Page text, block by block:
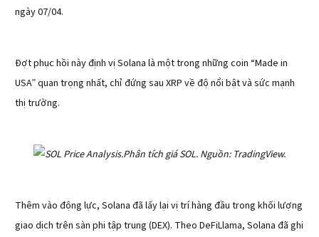
ngày 07/04.
Đợt phục hồi này định vị Solana là một trong những coin “Made in
USA” quan trọng nhất, chỉ đứng sau XRP về độ nổi bật và sức mạnh
thị trường.
Phân tích giá SOL. Nguồn: TradingView.
Thêm vào động lực, Solana đã lấy lại vị trí hàng đầu trong khối lượng
giao dịch trên sàn phi tập trung (DEX). Theo DeFiLlama, Solana đã ghi